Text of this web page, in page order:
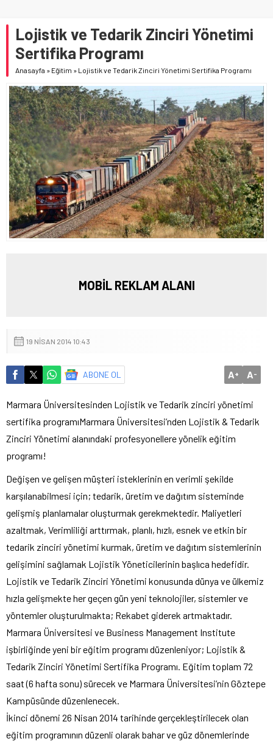
Lojistik ve Tedarik Zinciri Yönetimi
Sertifika Programı
Anasayfa » Eğitim » Lojistik ve Tedarik Zinciri Yönetimi Sertifika Programı
MOBİL REKLAM ALANI
19 NISAN 2014 10:43
ABONE OL A+ A-
Marmara Üniversitesinden Lojistik ve Tedarik zinciri yönetimi
sertifika programıMarmara Üniversitesi’nden Lojistik & Tedarik
Zinciri Yönetimi alanındaki profesyonellere yönelik eğitim
programı!
Değişen ve gelişen müşteri isteklerinin en verimli şekilde
karşılanabilmesi için; tedarik, üretim ve dağıtım sisteminde
gelişmiş planlamalar oluşturmak gerekmektedir. Maliyetleri
azaltmak, Verimliliği arttırmak, planlı, hızlı, esnek ve etkin bir
tedarik zinciri yönetimi kurmak, üretim ve dağıtım sistemlerinin
gelişimini sağlamak Lojistik Yöneticilerinin başlıca hedefidir.
Lojistik ve Tedarik Zinciri Yönetimi konusunda dünya ve ülkemiz
hızla gelişmekte her geçen gün yeni teknolojiler, sistemler ve
yöntemler oluşturulmakta; Rekabet giderek artmaktadır.
Marmara Üniversitesi ve Business Management Institute
işbirliğinde yeni bir eğitim programı düzenleniyor; Lojistik &
Tedarik Zinciri Yönetimi Sertifika Programı. Eğitim toplam 72
saat (6 hafta sonu) sürecek ve Marmara Üniversitesi’nin Göztepe
Kampüsünde düzenlenecek.
İkinci dönemi 26 Nisan 2014 tarihinde gerçekleştirilecek olan
eğitim programının düzenli olarak bahar ve güz dönemlerinde